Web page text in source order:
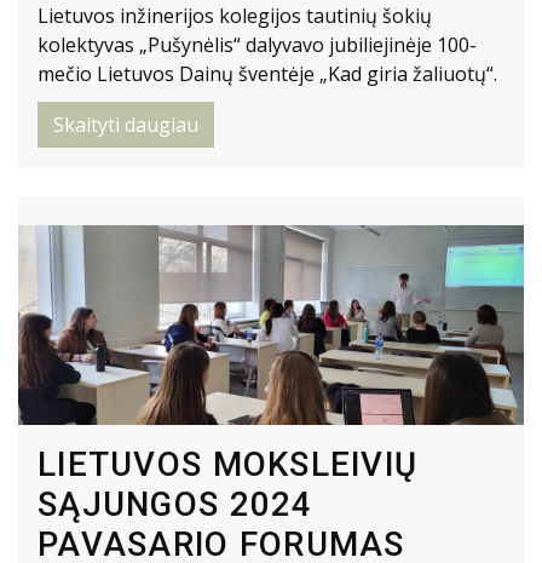
Lietuvos inžinerijos kolegijos tautinių šokių
kolektyvas „Pušynėlis“ dalyvavo jubiliejinėje 100-
mečio Lietuvos Dainų šventėje „Kad giria žaliuotų“.
Skaityti daugiau
LIETUVOS MOKSLEIVIŲ
SĄJUNGOS 2024
PAVASARIO FORUMAS